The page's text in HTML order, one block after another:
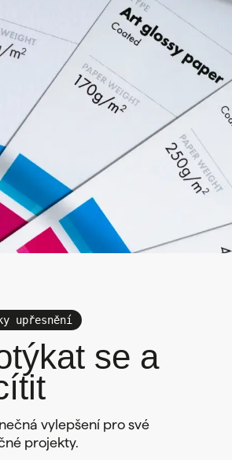
upřesnění
se a
vylepšení pro své
projekty.